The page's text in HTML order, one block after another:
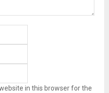
in this browser for the